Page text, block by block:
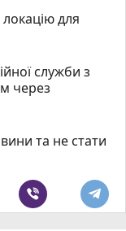
для
служби з
через
та не стати